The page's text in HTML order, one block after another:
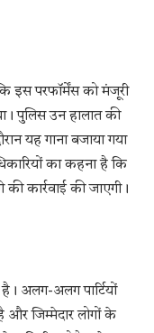
इस परफॉर्मेंस को मंजूरी
पुलिस उन हालात की
यह गाना बजाया गया
का कहना है कि
कार्रवाई की जाएगी।
अलग-अलग पार्टियों
और जिम्मेदार लोगों के